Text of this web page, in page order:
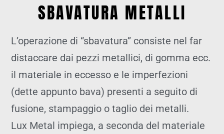
SBAVATURA METALLI
L’operazione di “sbavatura” consiste nel far
distaccare dai pezzi metallici, di gomma ecc.
il materiale in eccesso e le imperfezioni
(dette appunto bava) presenti a seguito di
fusione, stampaggio o taglio dei metalli.
Lux Metal impiega, a seconda del materiale